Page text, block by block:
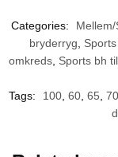
Categories:
bryderryg
omkreds, Sports bh
Tags:
100, 60, 65 70
d